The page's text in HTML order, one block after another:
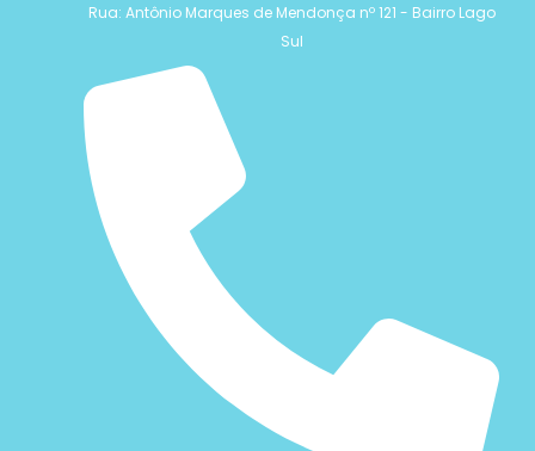
Rua: Antônio Marques de Mendonça nº 121 - Bairro Lago
Sul